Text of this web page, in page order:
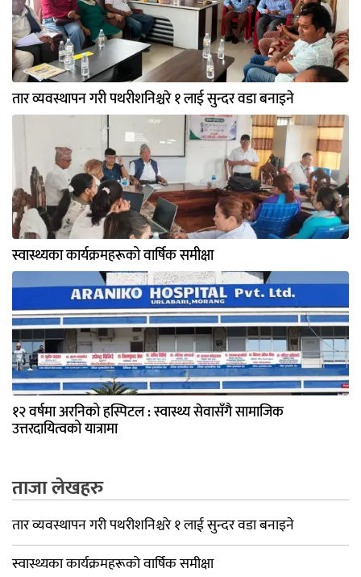
तार व्यवस्थापन गरी पथरीशनिश्चरे १ लाई सुन्दर वडा बनाइने
स्वास्थ्यका कार्यक्रमहरूको वार्षिक समीक्षा
१२ वर्षमा अरनिको हस्पिटल : स्वास्थ्य सेवासँगै सामाजिक
उत्तरदायित्वको यात्रामा
ताजा लेखहरु
तार व्यवस्थापन गरी पथरीशनिश्चरे १ लाई सुन्दर वडा बनाइने
स्वास्थ्यका कार्यक्रमहरूको वार्षिक समीक्षा